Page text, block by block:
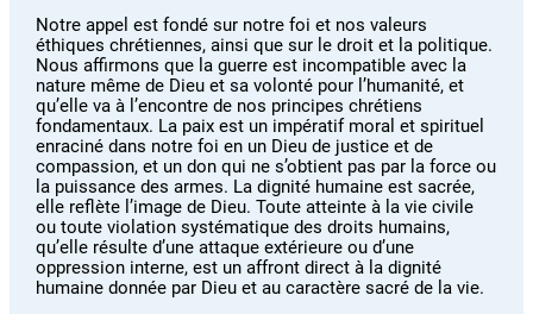
Notre appel est fondé sur notre foi et nos valeurs
éthiques chrétiennes, ainsi que sur le droit et la politique.
Nous affirmons que la guerre est incompatible avec la
nature même de Dieu et sa volonté pour l’humanité, et
qu’elle va à l’encontre de nos principes chrétiens
fondamentaux. La paix est un impératif moral et spirituel
enraciné dans notre foi en un Dieu de justice et de
compassion, et un don qui ne s’obtient pas par la force ou
la puissance des armes. La dignité humaine est sacrée,
elle reflète l’image de Dieu. Toute atteinte à la vie civile
ou toute violation systématique des droits humains,
qu’elle résulte d’une attaque extérieure ou d’une
oppression interne, est un affront direct à la dignité
humaine donnée par Dieu et au caractère sacré de la vie.